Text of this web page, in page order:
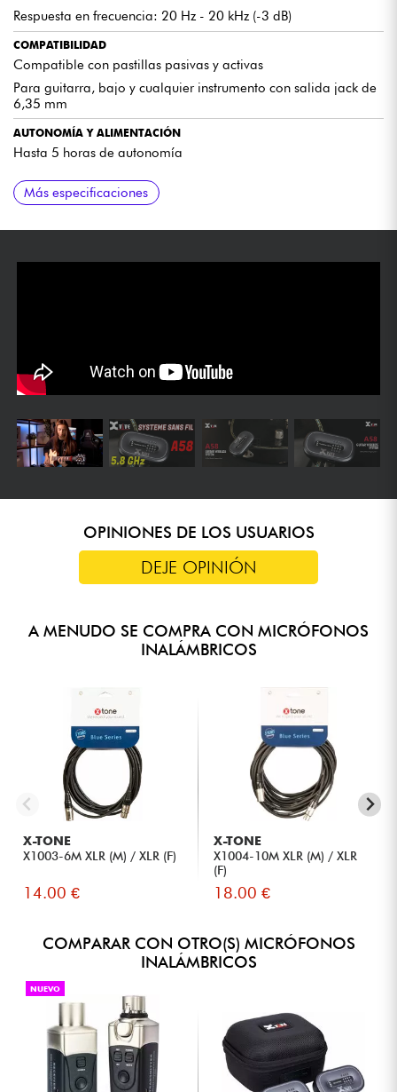
Respuesta en frecuencia: 20 Hz - 20 kHz (-3 dB)
COMPATIBILIDAD
Compatible con pastillas pasivas y activas
Para guitarra, bajo y cualquier instrumento con salida jack de
6,35 mm
AUTONOMÍA Y ALIMENTACIÓN
Hasta 5 horas de autonomía
ACCESORIOS INCLUIDOS
Se suministra con funda de transporte
ACABADO
Sunburst
Más especificaciones
OPINIONES DE LOS USUARIOS
DEJE OPINIÓN
A MENUDO SE COMPRA CON MICRÓFONOS
INALÁMBRICOS
X-TONE
X1003-6M XLR (M) / XLR (F)
14.00 €
X-TONE
X1004-10M XLR (M) / XLR
(F)
18.00 €
COMPARAR CON OTRO(S) MICRÓFONOS
INALÁMBRICOS
NUEVO